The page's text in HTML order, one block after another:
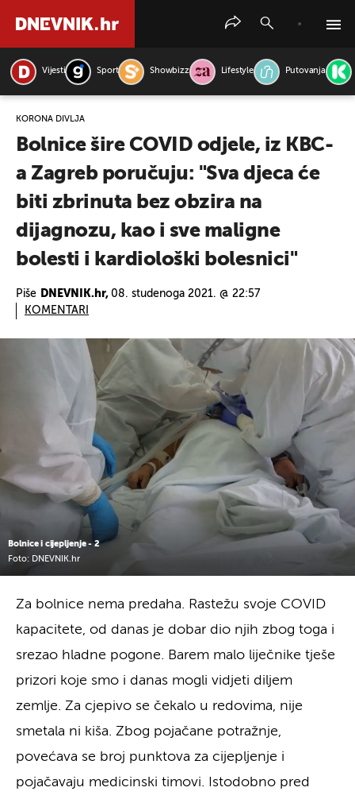
Vijesti Sport Showbizz Lifestyle Putovanja
KORONA DIVLJA
Bolnice šire COVID odjele, iz KBC-
a Zagreb poručuju: "Sva djeca će
biti zbrinuta bez obzira na
dijagnozu, kao i sve maligne
bolesti i kardiološki bolesnici"
Piše DNEVNIK.hr, 08. studenoga 2021. @ 22:57
KOMENTARI
Bolnice i cijepljenje - 2
Foto: DNEVNIK.hr
Za bolnice nema predaha. Rastežu svoje COVID
kapacitete, od danas je dobar dio njih zbog toga i
srezao hladne pogone. Barem malo liječnike tješe
prizori koje smo i danas mogli vidjeti diljem
zemlje. Za cjepivo se čekalo u redovima, nije
smetala ni kiša. Zbog pojačane potražnje,
povećava se broj punktova za cijepljenje i
pojačavaju medicinski timovi. Istodobno pred
PRETRAŽITE VIJESTI